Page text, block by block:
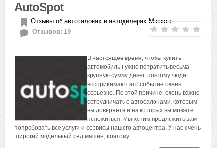
AutoSpot
Отзывы об автосалонах и автодилерах Москвы
Отзывов: 19
В настоящее время, чтобы купить
автомобиль нужно потратить весьма
крупную сумму денег, поэтому люди
воспринимают это событие очень
серьезно. По этой причине, очень важно
сотрудничать с автосалонами, которым
вы доверяете и на которых вы можете
положиться. Мы хотим предложить вам
попробовать все услуги и сервисы нашего автоцентра. У нас очень
широкий модельный ряд машин, поэтому